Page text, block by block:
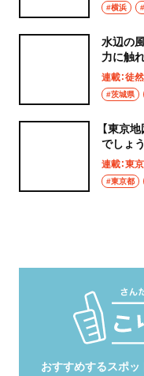
#横浜
水辺の
力に触
ー】
#茨城県
【東京
でしょ
連載：東
#東京都
おすすめするスポッ